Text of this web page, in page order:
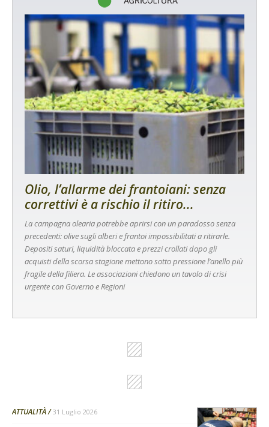
Olio, l’allarme dei frantoiani: senza
correttivi è a rischio il ritiro...
La campagna olearia potrebbe aprirsi con un paradosso senza
precedenti: olive sugli alberi e frantoi impossibilitati a ritirarle.
Depositi saturi, liquidità bloccata e prezzi crollati dopo gli
acquisti della scorsa stagione mettono sotto pressione l’anello più
fragile della filiera. Le associazioni chiedono un tavolo di crisi
urgente con Governo e Regioni
ATTUALITÀ 31 Luglio 2026